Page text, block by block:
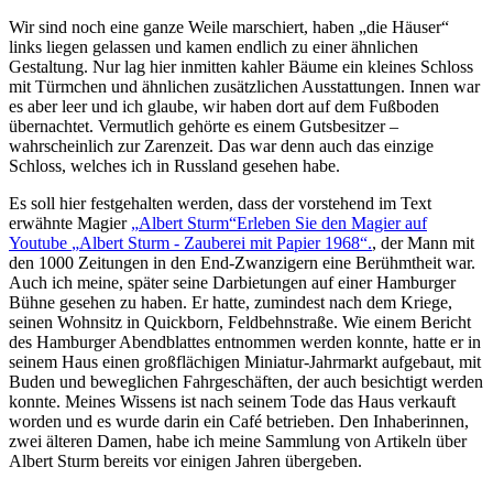
Wir sind noch eine ganze Weile marschiert, haben
die Häuser
links liegen gelassen und kamen endlich zu einer ähnlichen
Gestaltung. Nur lag hier inmitten kahler Bäume ein kleines Schloss
mit Türmchen und ähnlichen zusätzlichen Ausstattungen. Innen war
es aber leer und ich glaube, wir haben dort auf dem Fußboden
übernachtet. Vermutlich gehörte es einem Gutsbesitzer ‒
wahrscheinlich zur Zarenzeit. Das war denn auch das einzige
Schloss, welches ich in Russland gesehen habe.
Es soll hier festgehalten werden, dass der vorstehend im Text
erwähnte Magier
Albert Sturm Erleben Sie den Magier auf
Youtube
Albert Sturm - Zauberei mit Papier 1968 ., der Mann mit
den 1000 Zeitungen in den End-Zwanzigern eine Berühmtheit war.
Auch ich meine, später seine Darbietungen auf einer Hamburger
Bühne gesehen zu haben. Er hatte, zumindest nach dem Kriege,
seinen Wohnsitz in Quickborn, Feldbehnstraße. Wie einem Bericht
des Hamburger Abendblattes entnommen werden konnte, hatte er in
seinem Haus einen großflächigen Miniatur-Jahrmarkt aufgebaut, mit
Buden und beweglichen Fahrgeschäften, der auch besichtigt werden
konnte. Meines Wissens ist nach seinem Tode das Haus verkauft
worden und es wurde darin ein Café betrieben. Den Inhaberinnen,
zwei älteren Damen, habe ich meine Sammlung von Artikeln über
Albert Sturm bereits vor einigen Jahren übergeben.